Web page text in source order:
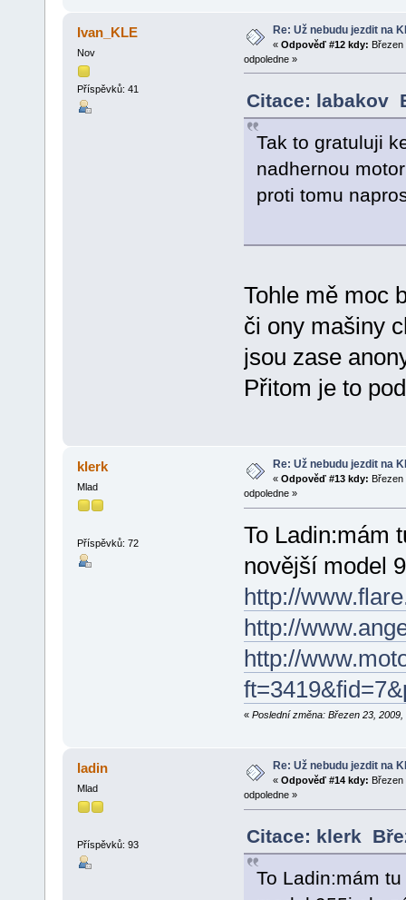
Ivan_KLE
Nov
Příspěvků: 41
Re: Už nebudu jezdit na
« Odpověď #12 kdy: Březen
odpoledne »
Citace: labakov
Tak to gratuluji
nadhernou
proti tomu
Tohle mě moc
či ony mašiny
jsou zase
Přitom je to
klerk
Mlad
Příspěvků: 72
Re: Už nebudu jezdit na
« Odpověď #13 kdy: Březen
odpoledne »
To Ladin:mám
novější model
http://
http://
http://
« Poslední změna: Březen 23,
ladin
Mlad
Příspěvků: 93
Re: Už nebudu jezdit na
« Odpověď #14 kdy:
odpoledne »
Citace: klerk
To Ladin:mám